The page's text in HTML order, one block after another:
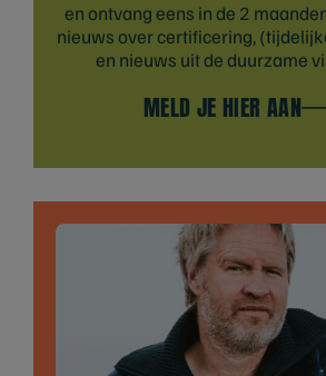
en ontvang eens in de 2
nieuws over certificering,
en nieuws uit de duurzame
MELD JE HIER AAN